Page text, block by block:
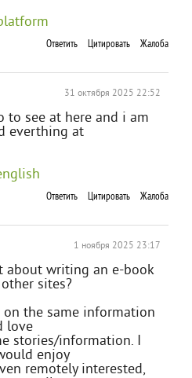
Ответить Цитировать Жалоба
31 октября 2025 22:52
see at here and i am
everthing at
Ответить Цитировать Жалоба
1 ноября 2025 23:17
about writing an e-book
sites?
the same information
love
stories/information. I
enjoy
remotely interested,